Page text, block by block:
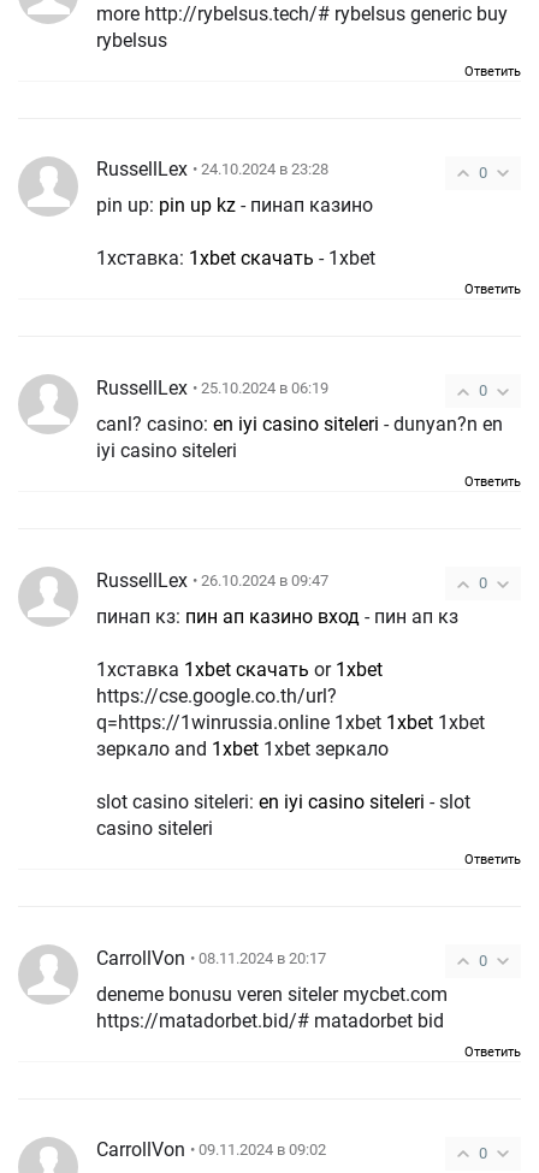
more http://rybelsus.tech/# rybelsus generic buy
rybelsus
Ответить
0
RussellLex • 24.10.2024 в 23:28
pin up: pin up kz - пинап казино
1хставка: 1xbet скачать - 1xbet
Ответить
0
RussellLex • 25.10.2024 в 06:19
canl? casino: en iyi casino siteleri - dunyan?n en
iyi casino siteleri
Ответить
0
RussellLex • 26.10.2024 в 09:47
пинап кз: пин ап казино вход - пин ап кз
1хставка 1xbet скачать or 1xbet
https://cse.google.co.th/url?
q=https://1winrussia.online 1xbet 1xbet 1xbet
зеркало and 1xbet 1xbet зеркало
slot casino siteleri: en iyi casino siteleri - slot
casino siteleri
Ответить
0
CarrollVon • 08.11.2024 в 20:17
deneme bonusu veren siteler mycbet.com
https://matadorbet.bid/# matadorbet bid
Ответить
0
CarrollVon • 09.11.2024 в 09:02